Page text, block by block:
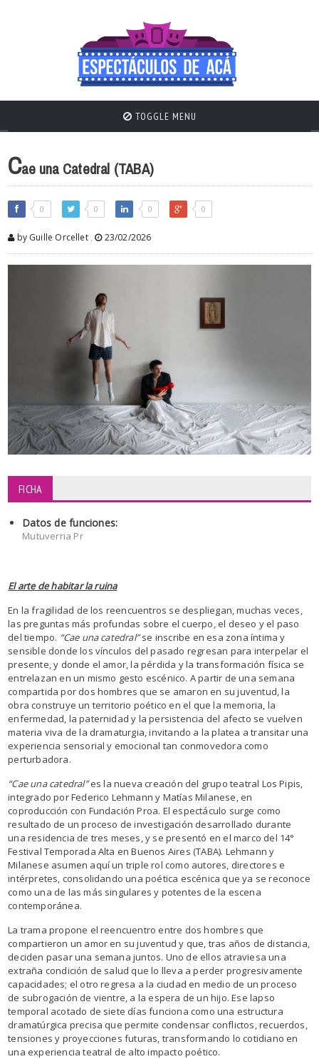
TOGGLE MENU
Cae una Catedral (TABA)
0 0 0 0
by Guille Orcellet , 23/02/2026
FICHA
Datos de funciones:
Mutuverria Pr
El arte de habitar la ruina
En la fragilidad de los reencuentros se despliegan, muchas veces,
las preguntas más profundas sobre el cuerpo, el deseo y el paso
del tiempo. “Cae una catedral”se inscribe en esa zona íntima y
sensible donde los vínculos del pasado regresan para interpelar el
presente, y donde el amor, la pérdida y la transformación física se
entrelazan en un mismo gesto escénico. A partir de una semana
compartida por dos hombres que se amaron en su juventud, la
obra construye un territorio poético en el que la memoria, la
enfermedad, la paternidad y la persistencia del afecto se vuelven
materia viva de la dramaturgia, invitando a la platea a transitar una
experiencia sensorial y emocional tan conmovedora como
perturbadora.
“Cae una catedral”es la nueva creación del grupo teatral Los Pipis,
integrado por Federico Lehmann y Matías Milanese, en
coproducción con Fundación Proa. El espectáculo surge como
resultado de un proceso de investigación desarrollado durante
una residencia de tres meses, y se presentó en el marco del 14°
Festival Temporada Alta en Buenos Aires (TABA). Lehmann y
Milanese asumen aquí un triple rol como autores, directores e
intérpretes, consolidando una poética escénica que ya se reconoce
como una de las más singulares y potentes de la escena
contemporánea.
La trama propone el reencuentro entre dos hombres que
compartieron un amor en su juventud y que, tras años de distancia,
deciden pasar una semana juntos. Uno de ellos atraviesa una
extraña condición de salud que lo lleva a perder progresivamente
capacidades; el otro regresa a la ciudad en medio de un proceso
de subrogación de vientre, a la espera de un hijo. Ese lapso
temporal acotado de siete días funciona como una estructura
dramatúrgica precisa que permite condensar conflictos, recuerdos,
tensiones y proyecciones futuras, transformando lo cotidiano en
una experiencia teatral de alto impacto poético.